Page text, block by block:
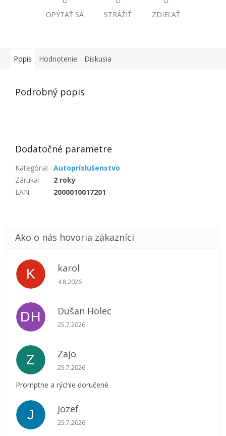
OPÝTAŤ SA STRÁŽIŤ ZDIEĽAŤ
Popis Hodnotenie Diskusia
Podrobný popis
Dodatočné parametre
Kategória: Autopríslušenstvo
Záruka:
2 roky
EAN: 2000010017201
K karol
Hodnotenie obchodu je 5 z 5 hviezdičiek.
4.8.2026
DH Dušan Holec
Hodnotenie obchodu je 5 z 5 hviezdičiek.
25.7.2026
Z Zajo
Hodnotenie obchodu je 5 z 5 hviezdičiek.
25.7.2026
Promptne a rýchle doručené
J Jozef
Hodnotenie obchodu je 5 z 5 hviezdičiek.
25.7.2026